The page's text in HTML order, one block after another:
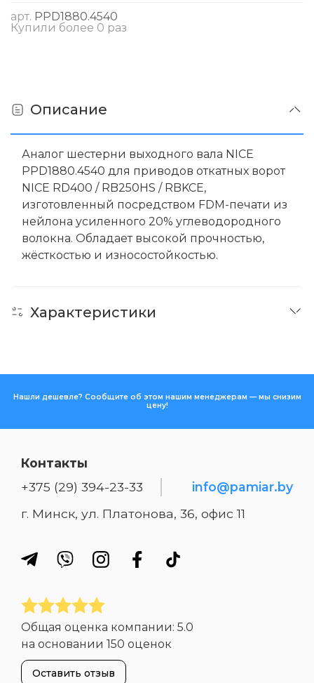
арт. PPD1880.4540
Купили более 0 раз
Описание
Аналог шестерни выходного вала NICE
PPD1880.4540 для приводов откатных ворот
NICE RD400 / RB250HS / RBKCE,
изготовленный посредством FDM-печати из
нейлона усиленного 20% углеводородного
волокна. Обладает высокой прочностью,
жёсткостью и износостойкостью.
Характеристики
Нашли дешевле? Сообщите об этом нашим менеджерам — мы снизим
цену!
Контакты
+375 (29) 394-23-33
info@pamiar.by
г. Минск, ул. Платонова, 36, офис 11
Общая оценка компании: 5.0
на основании 150 оценок
Оставить отзыв